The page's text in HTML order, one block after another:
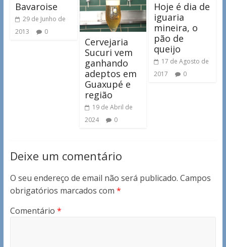
Bavaroise
29 de Junho de
2013
0
Cervejaria
Sucuri vem
ganhando
adeptos em
Guaxupé e
região
19 de Abril de
2024
0
Hoje é dia de
iguaria
mineira, o
pão de
queijo
17 de Agosto de
2017
0
Deixe um comentário
O seu endereço de email não será publicado. Campos
obrigatórios marcados com *
Comentário *